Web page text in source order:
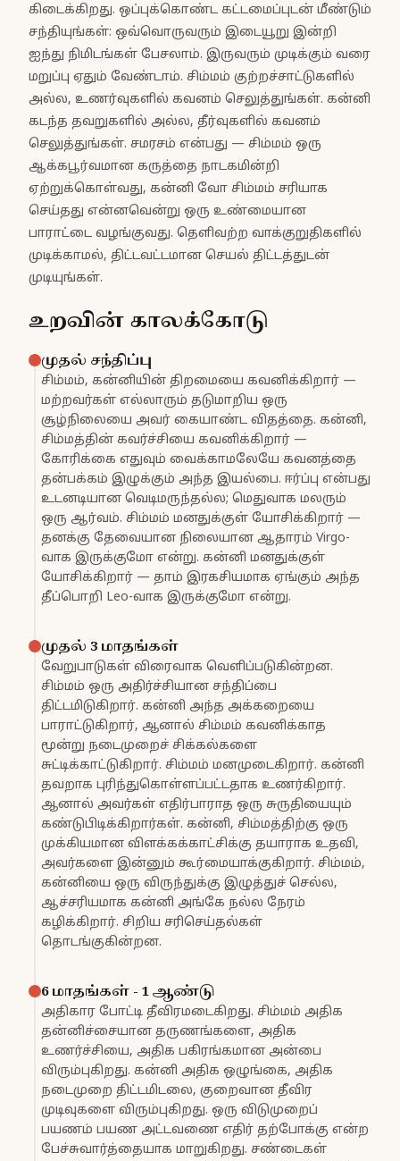
கிடைக்கிறது. ஒப்புக்கொண்ட கட்டமைப்புடன் மீண்டும்
சந்தியுங்கள்: ஒவ்வொருவரும் இடையூறு இன்றி
ஐந்து நிமிடங்கள் பேசலாம். இருவரும் முடிக்கும் வரை
மறுப்பு ஏதும் வேண்டாம். சிம்மம் குற்றச்சாட்டுகளில்
அல்ல, உணர்வுகளில் கவனம் செலுத்துங்கள். கன்னி
கடந்த தவறுகளில் அல்ல, தீர்வுகளில் கவனம்
செலுத்துங்கள். சமரசம் என்பது — சிம்மம் ஒரு
ஆக்கபூர்வமான கருத்தை நாடகமின்றி
ஏற்றுக்கொள்வது, கன்னி வோ சிம்மம் சரியாக
செய்தது என்னவென்று ஒரு உண்மையான
பாராட்டை வழங்குவது. தெளிவற்ற வாக்குறுதிகளில்
முடிக்காமல், திட்டவட்டமான செயல் திட்டத்துடன்
முடியுங்கள்.
உறவின் காலக்கோடு
முதல் சந்திப்பு
சிம்மம், கன்னியின் திறமையை கவனிக்கிறார் —
மற்றவர்கள் எல்லாரும் தடுமாறிய ஒரு
சூழ்நிலையை அவர் கையாண்ட விதத்தை. கன்னி,
சிம்மத்தின் கவர்ச்சியை கவனிக்கிறார் —
கோரிக்கை எதுவும் வைக்காமலேயே கவனத்தை
தன்பக்கம் இழுக்கும் அந்த இயல்பை. ஈர்ப்பு என்பது
உடனடியான வெடிமருந்தல்ல; மெதுவாக மலரும்
ஒரு ஆர்வம். சிம்மம் மனதுக்குள் யோசிக்கிறார் —
தனக்கு தேவையான நிலையான ஆதாரம் Virgo-
வாக இருக்குமோ என்று. கன்னி மனதுக்குள்
யோசிக்கிறார் — தாம் இரகசியமாக ஏங்கும் அந்த
தீப்பொறி Leo-வாக இருக்குமோ என்று.
முதல் 3 மாதங்கள்
வேறுபாடுகள் விரைவாக வெளிப்படுகின்றன.
சிம்மம் ஒரு அதிர்ச்சியான சந்திப்பை
திட்டமிடுகிறார். கன்னி அந்த அக்கறையை
பாராட்டுகிறார், ஆனால் சிம்மம் கவனிக்காத
மூன்று நடைமுறைச் சிக்கல்களை
சுட்டிக்காட்டுகிறார். சிம்மம் மனமுடைகிறார். கன்னி
தவறாக புரிந்துகொள்ளப்பட்டதாக உணர்கிறார்.
ஆனால் அவர்கள் எதிர்பாராத ஒரு சுருதியையும்
கண்டுபிடிக்கிறார்கள். கன்னி, சிம்மத்திற்கு ஒரு
முக்கியமான விளக்கக்காட்சிக்கு தயாராக உதவி,
அவர்களை இன்னும் கூர்மையாக்குகிறார். சிம்மம்,
கன்னியை ஒரு விருந்துக்கு இழுத்துச் செல்ல,
ஆச்சரியமாக கன்னி அங்கே நல்ல நேரம்
கழிக்கிறார். சிறிய சரிசெய்தல்கள்
தொடங்குகின்றன.
6 மாதங்கள் - 1 ஆண்டு
அதிகார போட்டி தீவிரமடைகிறது. சிம்மம் அதிக
தன்னிச்சையான தருணங்களை, அதிக
உணர்ச்சியை, அதிக பகிரங்கமான அன்பை
விரும்புகிறது. கன்னி அதிக ஒழுங்கை, அதிக
நடைமுறை திட்டமிடலை, குறைவான தீவிர
முடிவுகளை விரும்புகிறது. ஒரு விடுமுறைப்
பயணம் பயண அட்டவணை எதிர் தற்போக்கு என்ற
பேச்சுவார்த்தையாக மாறுகிறது. சண்டைகள்